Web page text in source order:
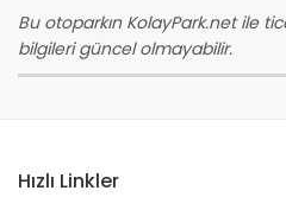
Bu otoparkın KolayPark.net ile
bilgileri güncel olmayabilir.
Hızlı Linkler